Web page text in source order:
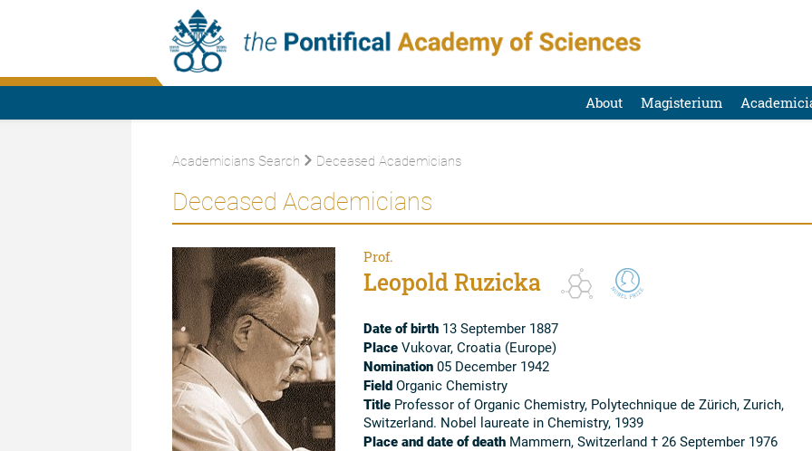
About Magisterium
Academicians Search Deceased Academicians
Deceased Academicians
Prof.
Leopold Ruzicka
Date of birth13 September 1887
PlaceVukovar, Croatia (Europe)
Nomination05 December 1942
FieldOrganic Chemistry
TitleProfessor of Organic Chemistry, Polytechnique de Zürich, Zurich,
Switzerland. Nobel laureate in Chemistry, 1939
Place and date of deathMammern, Switzerland † 26 September 1976